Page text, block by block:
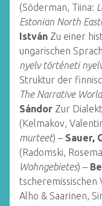
(Söderman, Tiina:
Estonian North
István Zu einer
ungarischen
nyelv történeti
Struktur der
The Narrative
Sándor Zur
(Kelmakov,
murteet) – Sauer,
(Radomski,
Wohngebietes) –
Alho & Saarinen,